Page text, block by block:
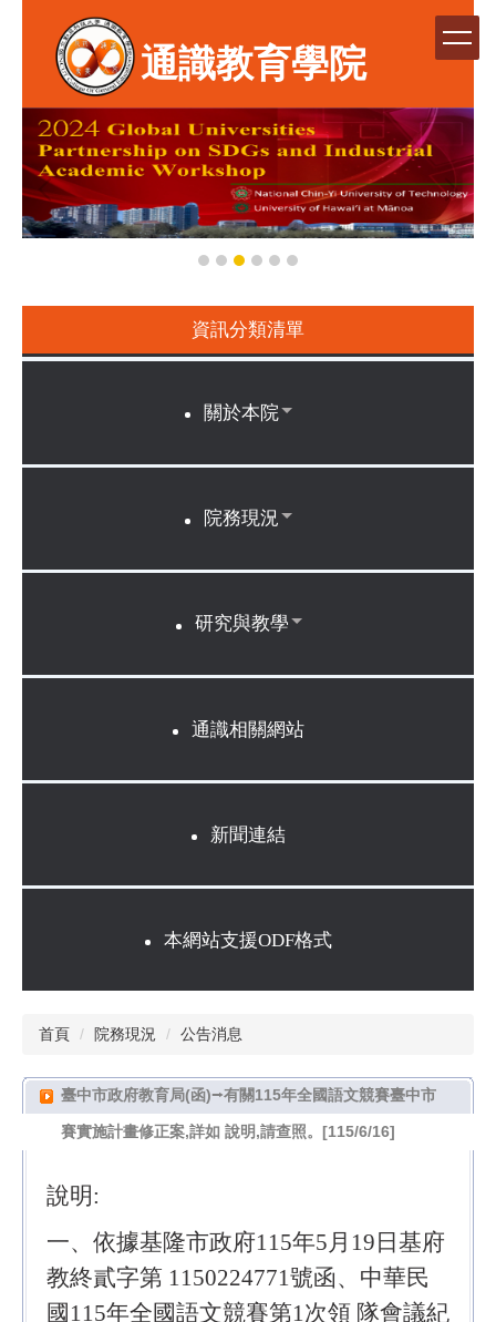
內
通識教育學院
資訊分類清單
關於本院
院務現況
研究與教學
通識相關網站
新聞連結
本網站支援ODF格式
首頁 院務現況 公告消息
臺中市政府教育局(函)⭢有關115年全國語文競賽臺中市
賽實施計畫修正案,詳如 說明,請查照。[115/6/16]
說明:
一、依據基隆市政府115年5月19日基府
教終貳字第 1150224771號函、中華民
國115年全國語文競賽第1次領 隊會議紀